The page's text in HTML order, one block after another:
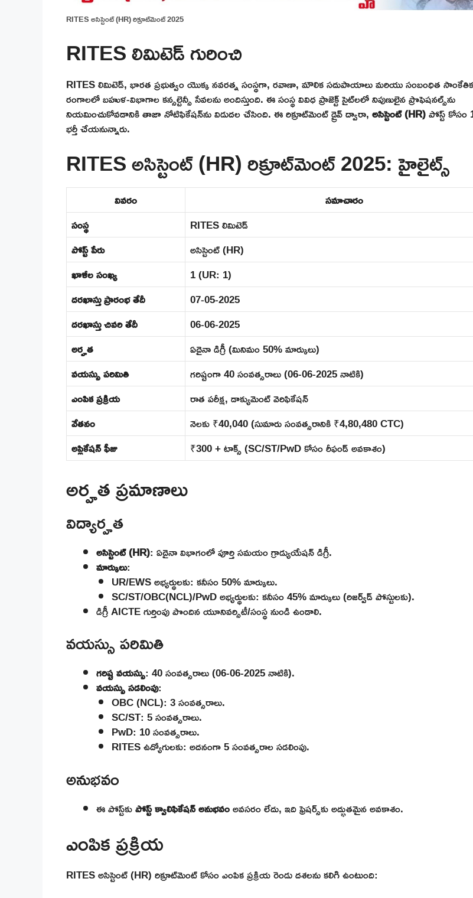
RITES అసిస్టెంట్ (HR) రిక్రూట్‌మెంట్ 2025
RITES లిమిటెడ్ గురించి
RITES లిమిటెడ్, భారత ప్రభుత్వం యొక్క నవరత్న సంస్థగా, రవాణా, మౌలిక సదుపాయాలు మరియు సంబంధిత సాంకేతిక
రంగాలలో బహుళ-విభాగాల కన్సల్టెన్సీ సేవలను అందిస్తుంది. ఈ సంస్థ వివిధ ప్రాజెక్ట్ సైట్‌లలో నిపుణులైన ప్రొఫెషనల్స్‌ను
నియమించుకోవడానికి తాజా నోటిఫికేషన్‌ను విడుదల చేసింది. ఈ రిక్రూట్‌మెంట్ డ్రైవ్ ద్వారా,అసిస్టెంట్ (HR)పోస్ట్
భర్తీ చేయనున్నారు.
RITES అసిస్టెంట్ (HR) రిక్రూట్‌మెంట్ 2025: హైలైట్స్
వివరం
సమాచారం
సంస్థ
RITES లిమిటెడ్
పోస్ట్ పేరు
అసిస్టెంట్ (HR)
ఖాళీల సంఖ్య
1 (UR: 1)
దరఖాస్తు ప్రారంభ తేదీ
07-05-2025
దరఖాస్తు చివరి తేదీ
06-06-2025
అర్హత
ఏదైనా డిగ్రీ (మినిమం 50% మార్కులు)
వయస్సు పరిమితి
గరిష్టంగా 40 సంవత్సరాలు (06-06-2025 నాటికి)
ఎంపిక ప్రక్రియ
రాత పరీక్ష, డాక్యుమెంట్ వెరిఫికేషన్
వేతనం
నెలకు ₹40,040 (సుమారు సంవత్సరానికి ₹4,80,480 CTC)
అప్లికేషన్ ఫీజు
₹300 + టాక్స్ (SC/ST/PwD కోసం రీఫండ్ అవకాశం)
అర్హత ప్రమాణాలు
విద్యార్హత
అసిస్టెంట్ (HR): ఏదైనా విభాగంలో పూర్తి సమయం గ్రాడ్యుయేషన్ డిగ్రీ.
మార్కులు:
UR/EWS అభ్యర్థులకు: కనీసం 50% మార్కులు.
SC/ST/OBC(NCL)/PwD అభ్యర్థులకు: కనీసం 45% మార్కులు (రిజర్వ్‌డ్ పోస్టులకు).
డిగ్రీ AICTE గుర్తింపు పొందిన యూనివర్సిటీ/సంస్థ నుండి ఉండాలి.
వయస్సు పరిమితి
గరిష్ట వయస్సు: 40 సంవత్సరాలు (06-06-2025 నాటికి).
వయస్సు సడలింపు:
OBC (NCL): 3 సంవత్సరాలు.
SC/ST: 5 సంవత్సరాలు.
PwD: 10 సంవత్సరాలు.
RITES ఉద్యోగులకు: అదనంగా 5 సంవత్సరాల సడలింపు.
అనుభవం
ఈ పోస్ట్‌కుపోస్ట్ క్వాలిఫికేషన్ అనుభవంఅవసరం లేదు, ఇది ఫ్రెషర్స్‌కు అద్భుతమైన అవకాశం.
ఎంపిక ప్రక్రియ
RITES అసిస్టెంట్ (HR) రిక్రూట్‌మెంట్ కోసం ఎంపిక ప్రక్రియ రెండు దశలను కలిగి ఉంటుంది: